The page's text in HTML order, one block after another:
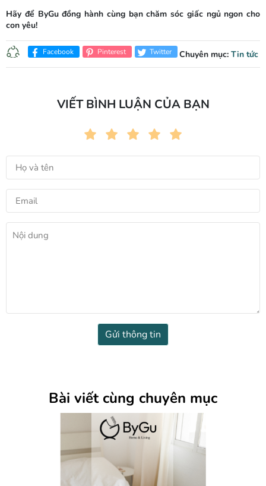
Hãy để ByGu đồng hành cùng bạn chăm sóc giấc ngủ ngon cho
con yêu!
Facebook Pinterest Twitter Chuyên mục: Tin tức
VIẾT BÌNH LUẬN CỦA BẠN
Gửi thông tin
Bài viết cùng chuyên mục